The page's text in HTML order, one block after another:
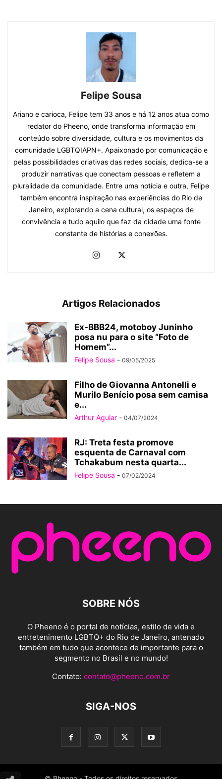
Felipe Sousa
Ariano e carioca, Felipe tem 33 anos e há 12 anos atua como
redator do Pheeno, onde transforma informação em
conteúdo sobre diversidade, cultura e os movimentos da
comunidade LGBTQIAPN+. Apaixonado por comunicação e
pelas possibilidades criativas das redes sociais, dedica-se a
produzir narrativas que conectam pessoas e refletem a
pluralidade da comunidade. Entre uma notícia e outra, Felipe
também encontra inspiração nas experiências do Rio de
Janeiro, explorando a cena cultural, os espaços de
convivência e tudo aquilo que faz da cidade uma fonte
constante de histórias e conexões.
Artigos Relacionados
Ex-BBB24, motoboy Juninho
posa nu para o site “Foto de
Homem”...
Felipe Sousa - 09/05/2025
Filho de Giovanna Antonelli e
Murilo Benício posa sem camisa
e...
Arthur Aguiar - 04/07/2024
RJ: Treta festa promove
esquenta de Carnaval com
Tchakabum nesta quarta...
Felipe Sousa - 07/02/2024
SOBRE NÓS
O Pheeno é o portal de notícias, estilo de vida e
entretenimento LGBTQ+ do Rio de Janeiro, antenado
também em tudo que acontece de importante para o
segmento no Brasil e no mundo!
Contato: contato@pheeno.com.br
SIGA-NOS